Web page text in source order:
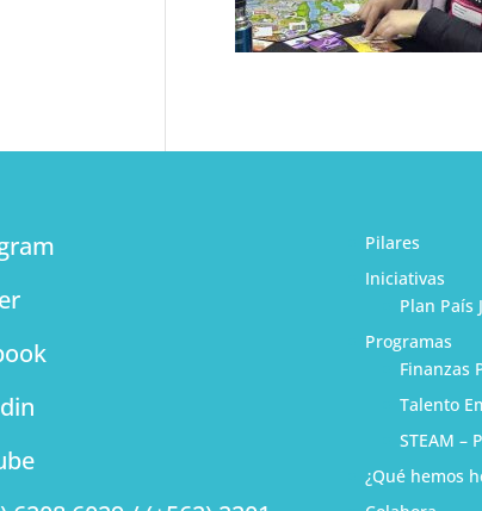
Pilares
Iniciativas
Plan País
Programas
Finanzas
Talento
STEAM –
¿Qué hemos